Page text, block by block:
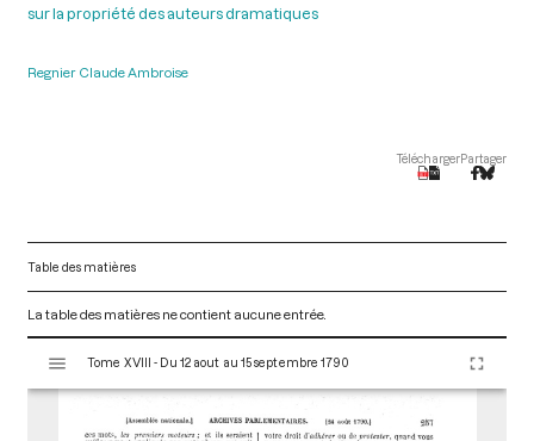
sur la propriété des auteurs dramatiques
Regnier Claude Ambroise
TéléchargerPartager
Table des matières
La table des matières ne contient aucune entrée.
s
Tome XVIII - Du 12 aout au 15 septembre 1790